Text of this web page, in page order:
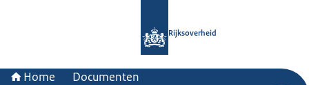
Rijksoverheid
Home Documenten